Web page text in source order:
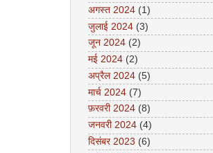
अगस्त 2024 (1)
जुलाई 2024 (3)
जून 2024 (2)
मई 2024 (2)
अप्रैल 2024 (5)
मार्च 2024 (7)
फ़रवरी 2024 (8)
जनवरी 2024 (4)
दिसंबर 2023 (6)